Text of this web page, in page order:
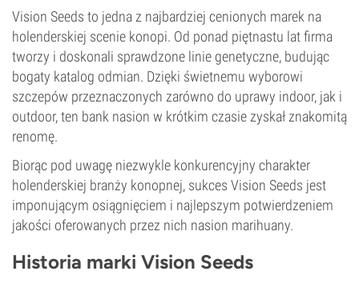
Vision Seeds to jedna z najbardziej cenionych marek na
holenderskiej scenie konopi. Od ponad piętnastu lat firma
tworzy i doskonali sprawdzone linie genetyczne, budując
bogaty katalog odmian. Dzięki świetnemu wyborowi
szczepów przeznaczonych zarówno do uprawy indoor, jak i
outdoor, ten bank nasion w krótkim czasie zyskał znakomitą
renomę.
Biorąc pod uwagę niezwykle konkurencyjny charakter
holenderskiej branży konopnej, sukces Vision Seeds jest
imponującym osiągnięciem i najlepszym potwierdzeniem
jakości oferowanych przez nich nasion marihuany.
Historia marki Vision Seeds